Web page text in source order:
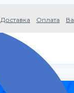
Доставка Оплата